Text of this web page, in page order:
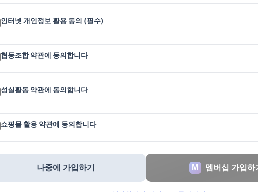
인터넷 개인정보 활용 동의 (필수)
협동조합 약관에 동의합니다
성실활동 약관에 동의합니다
쇼핑몰 활용 약관에 동의합니다
나중에 가입하기 M 멤버십 가입하